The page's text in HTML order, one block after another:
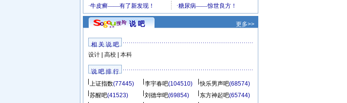
说 吧 更多>>
相 关 说 吧
设计| 高校| 本科
说 吧 排 行
上证指数(77445) 李宇春吧(104510) 快乐男声吧(68574)
苏醒吧(41523) 刘德华吧(69854) 东方神起吧(65744)